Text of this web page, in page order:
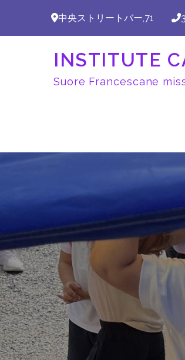
プ
中央ストリートバー,71
INSTITUTE
Suore Francescane